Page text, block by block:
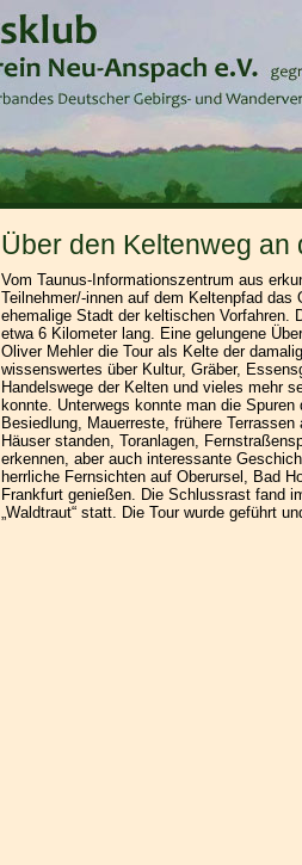
Über den Keltenweg
Vom Taunus-Informationszentrum aus
Teilnehmer/-innen auf dem Keltenpfad das
ehemalige Stadt der keltischen Vorfahren.
etwa 6 Kilometer lang. Eine gelungene
Oliver Mehler die Tour als Kelte der
wissenswertes über Kultur, Gräber,
Handelswege der Kelten und vieles mehr
konnte. Unterwegs konnte man die Spuren
Besiedlung, Mauerreste, frühere Terrassen
Häuser standen, Toranlagen,
erkennen, aber auch interessante
herrliche Fernsichten auf Oberursel, Bad
Frankfurt genießen. Die Schlussrast fand
„Waldtraut“ statt. Die Tour wurde geführt